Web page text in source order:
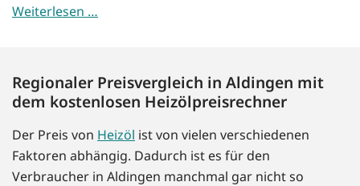
Weiterlesen …
Regionaler Preisvergleich in Aldingen mit
dem kostenlosen Heizölpreisrechner
Der Preis von Heizöl ist von vielen verschiedenen
Faktoren abhängig. Dadurch ist es für den
Verbraucher in Aldingen manchmal gar nicht so